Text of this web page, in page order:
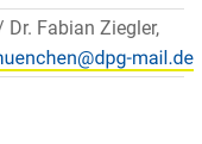
Dr. Fabian Ziegler,